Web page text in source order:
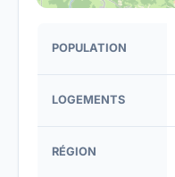
POPULATION
LOGEMENTS
RÉGION